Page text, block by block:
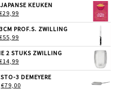
KEUKEN
WAS:
29,99
IS:
PROF.S. ZWILLING
55,99
IS:
2 STUKS ZWILLING
14,99
IS:
€14,99.
3 DEMEYERE
OORSPRONKELIJKE
€79,00HUIDIGE